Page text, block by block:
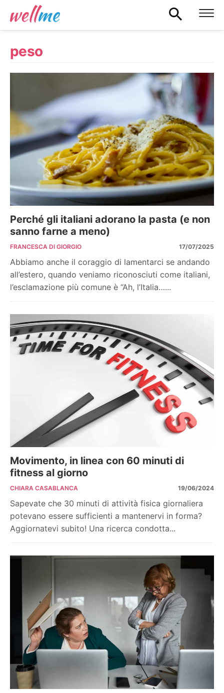
peso
Perché gli italiani adorano la pasta (e non
sanno farne a meno)
FRANCESCA DI GIORGIO 17/07/2025
Abbiamo anche il coraggio di lamentarci se andando
all’estero, quando veniamo riconosciuti come italiani,
l’esclamazione più comune è “Ah, l’Italia…...
Movimento, in linea con 60 minuti di
fitness al giorno
CHIARA CASABLANCA 19/06/2024
Sapevate che 30 minuti di attività fisica giornaliera
potevano essere sufficienti a mantenervi in forma?
Aggiornatevi subito! Una ricerca condotta...